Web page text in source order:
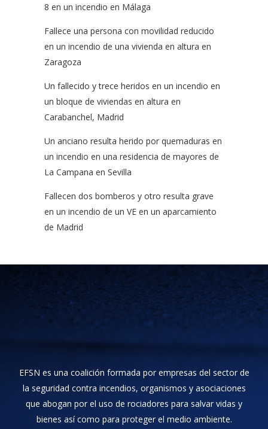
8 en un incendio en Málaga
Fallece una persona con movilidad reducido
en un incendio de una vivienda en altura en
Zaragoza
Un fallecido y trece heridos en un incendio en
un bloque de viviendas en altura en
Carabanchel, Madrid
Un anciano resulta herido por quemaduras en
un incendio en una residencia de mayores de
La Campana en Sevilla
Fallecen dos bomberos y otro resulta grave
en un incendio de un VE en un aparcamiento
de Madrid
EFSN es una coalición formada por empresas del sector de
la seguridad contra incendios, organismos y asociaciones
que abogan por el uso de rociadores para salvar vidas y
bienes así como para proteger el medio ambiente.